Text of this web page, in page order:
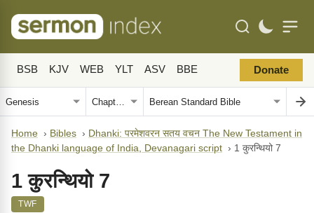
BSB KJV WEB YLT ASV BBE Donate
Home › Bibles › Dhanki: परमेशवरन सतय वचन The New Testament in
the Dhanki language of India, Devanagari script › 1 कुरन्थियो 7
1 कुरन्थियो 7
TWF